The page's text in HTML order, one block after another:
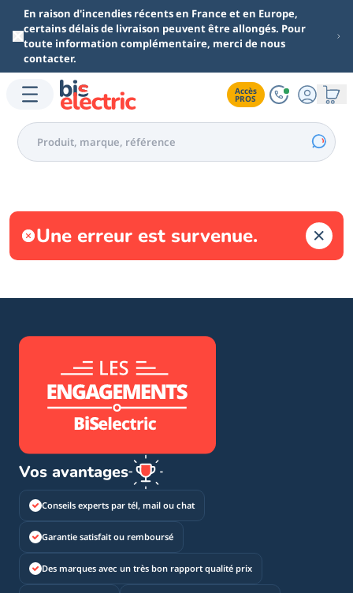
Aller au contenu principal
En raison d'incendies récents en France et en Europe,
certains délais de livraison peuvent être allongés. Pour
toute information complémentaire, merci de nous
contacter.
Accès
PROS
Une erreur est survenue.
Vos avantages
Conseils experts par tél, mail ou chat
Garantie satisfait ou remboursé
Des marques avec un très bon rapport qualité prix